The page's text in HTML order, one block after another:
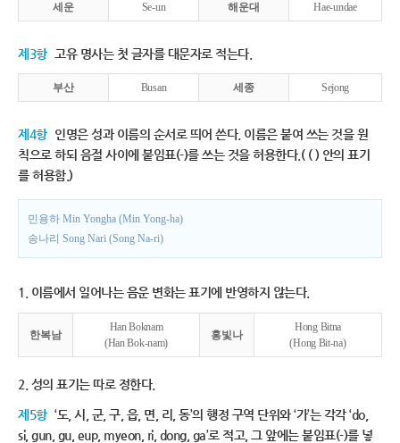
세운 Se-un 해운대 Hae-undae
제3항 고유 명사는 첫 글자를 대문자로 적는다.
부산 Busan 세종 Sejong
제4항 인명은 성과 이름의 순서로 띄어 쓴다. 이름은 붙여 쓰는 것을 원
칙으로 하되 음절 사이에 붙임표(-)를 쓰는 것을 허용한다.( ( ) 안의 표기
를 허용함.)
민용하 Min Yongha (Min Yong-ha)
송나리 Song Nari (Song Na-ri)
1. 이름에서 일어나는 음운 변화는 표기에 반영하지 않는다.
한복남
Han Boknam
(Han Bok-nam)
홍빛나
Hong Bitna
(Hong Bit-na)
2. 성의 표기는 따로 정한다.
제5항 ‘도, 시, 군, 구, 읍, 면, 리, 동’의 행정 구역 단위와 ‘가’는 각각 ‘do,
si, gun, gu, eup, myeon, ri, dong, ga’로 적고, 그 앞에는 붙임표(-)를 넣